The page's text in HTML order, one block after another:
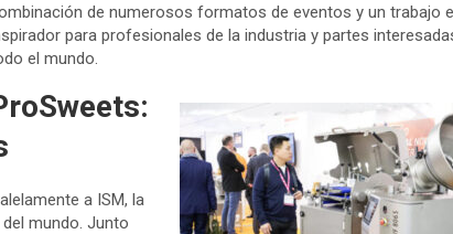
de numerosos formatos de eventos y un trabajo
para profesionales de la industria y partes
el mundo.
a ISM, la
mundo. Junto